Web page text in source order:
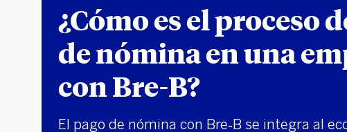
¿Cómo es el proceso
de nómina en una
con Bre-B?
El pago de nómina con Bre‑B se integra al